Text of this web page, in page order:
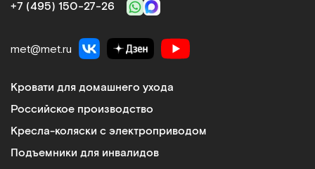
+7 (495) 150‑27‑26
met@met.ru
Кровати для домашнего ухода
Российское производство
Кресла-коляски с электроприводом
Подъемники для инвалидов